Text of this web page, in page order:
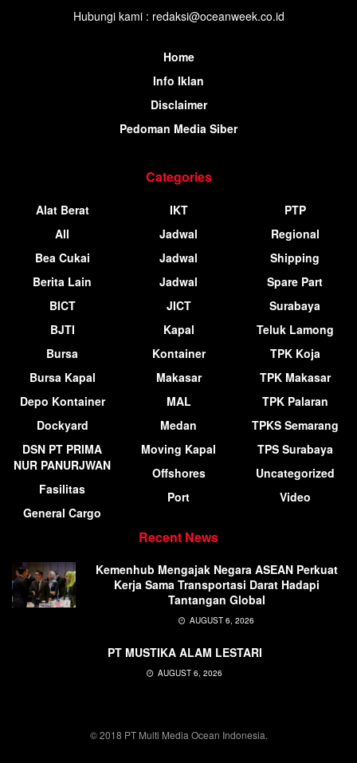
Hubungi kami : redaksi@oceanweek.co.id
Home
Info Iklan
Disclaimer
Pedoman Media Siber
Categories
Alat Berat
All
Bea Cukai
Berita Lain
BICT
BJTI
Bursa
Bursa Kapal
Depo Kontainer
Dockyard
DSN PT PRIMA
NUR PANURJWAN
Fasilitas
General Cargo
IKT
Jadwal
Jadwal
Jadwal
JICT
Kapal
Kontainer
Makasar
MAL
Medan
Moving Kapal
Offshores
Port
PTP
Regional
Shipping
Spare Part
Surabaya
Teluk Lamong
TPK Koja
TPK Makasar
TPK Palaran
TPKS Semarang
TPS Surabaya
Uncategorized
Video
Recent News
Kemenhub Mengajak Negara ASEAN Perkuat
Kerja Sama Transportasi Darat Hadapi
Tantangan Global
AUGUST 6, 2026
PT MUSTIKA ALAM LESTARI
AUGUST 6, 2026
© 2018 PT Multi Media Ocean Indonesia.